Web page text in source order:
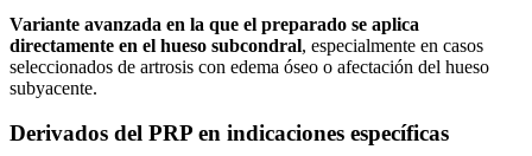
Variante avanzada en la que el preparado se aplica
directamente en el hueso subcondral, especialmente en casos
seleccionados de artrosis con edema óseo o afectación del hueso
subyacente.
Derivados del PRP en indicaciones específicas